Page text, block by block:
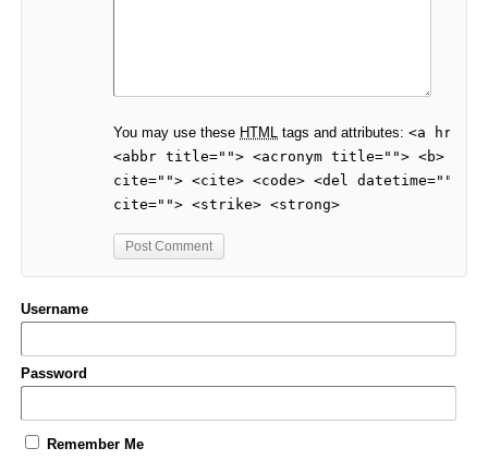
You may use these HTML tags and attributes: <a
<abbr title=""> <acronym title=""> <b>
cite=""> <cite> <code> <del datetime="">
cite=""> <strike> <strong>
Username
Password
Remember Me